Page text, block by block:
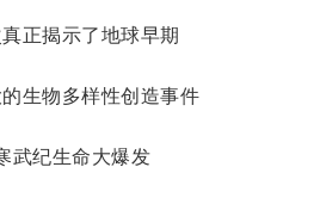
正揭示了地球早期
生物多样性创造事件
武纪生命大爆发